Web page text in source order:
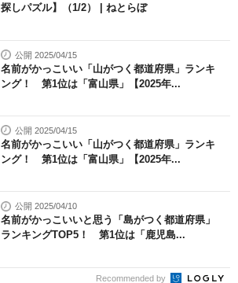
探しパズル】（1/2） | ねとらぼ
公開 2025/04/15
名前がかっこいい「山がつく都道府県」ランキ
ング！ 第1位は「富山県」【2025年...
公開 2025/04/15
名前がかっこいい「山がつく都道府県」ランキ
ング！ 第1位は「富山県」【2025年...
公開 2025/04/10
名前がかっこいいと思う「島がつく都道府県」
ランキングTOP5！ 第1位は「鹿児島...
Recommended by